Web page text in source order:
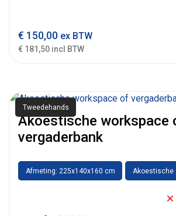
€ 150,00 ex BTW
€ 181,50 incl BTW
Tweedehands
Akoestische workspace
vergaderbank
Afmeting: 225x140x160 cm Akoestische